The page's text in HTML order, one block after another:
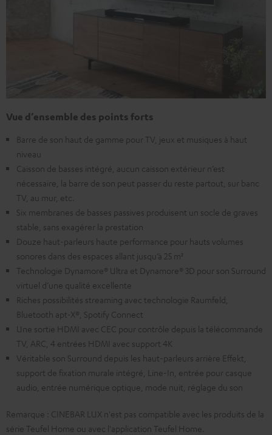
Vue d’ensemble des points forts
Barre de son haut de gamme pour TV, jeux et musiques à haut
niveau
Caisson de basses intégré, aucun caisson extérieur n’est
nécessaire, la barre de son peut passer du reste partout, sur banc
TV, au mur, etc.
Six membranes de basses passives produisent un socle de graves
stable, sans exagérer la prestation
Douze haut-parleurs haute performance pour hauts volumes
sonores dans des espaces allant jusqu’à 25 m²
Technologie Dynamore® Ultra et Dynamore® 3D pour son Surround
virtuel d’une qualité excellente
Riches possibilités streaming avec technologie Raumfeld,
Bluetooth apt-X®, Spotify Connect
Une sortie HDMI avec CEC pour contrôle depuis la télécommande
TV, ARC, 4 entrées HDMI avec support 4K
Véritable son Surround depuis les haut-parleurs arrière Effekt,
support de fixation murale intégré, Line-In, entrée pour casque
audio, entrée numérique optique, mode nuit, réglage du son
Remarque : CINEBAR LUX n'est pas compatible avec les produits de la
série Teufel Home ou avec l'application Teufel Home.